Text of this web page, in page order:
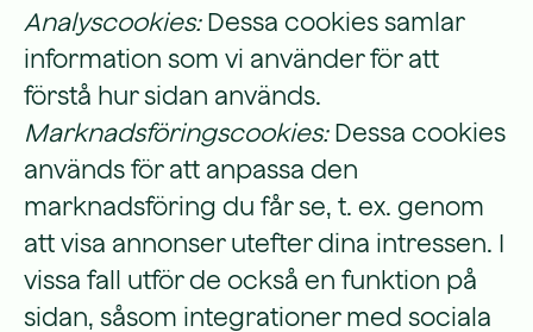
Analyscookies:Dessa cookies samlar
information som vi använder för att
förstå hur sidan används.
Marknadsföringscookies:Dessa cookies
används för att anpassa den
marknadsföring du får se, t. ex. genom
att visa annonser utefter dina intressen. I
vissa fall utför de också en funktion på
sidan, såsom integrationer med sociala